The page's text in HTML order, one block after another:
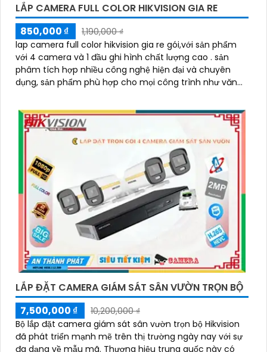
LẮP CAMERA FULL COLOR HIKVISION GIA RE
850,000 ₫
1,190,000 ₫
lap camera full color hikvision gia re gói,với sản phẩm
với 4 camera và 1 đầu ghi hình chất lượng cao . sản
phâm tích hợp nhiều công nghệ hiện đại và chuyên
dụng, sản phẩm phù hợp cho mọi công trình như văn
LẮP ĐẶT CAMERA GIÁM SÁT SÂN VƯỜN TRỌN BỘ
7,500,000 ₫
10,200,000 ₫
Bộ lắp đặt camera giám sát sân vườn trọn bộ Hikvision
đã phát triển mạnh mẽ trên thị trường ngày nay với sự
đa dạng về mẫu mã. Thương hiệu trung quốc này có